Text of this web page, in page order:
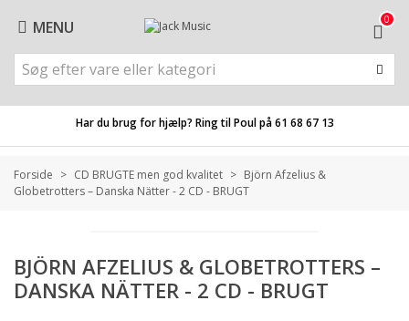
MENU 0
Har du brug for hjælp? Ring til Poul på61 68 67 13
Forside > CD BRUGTE men god kvalitet > Björn Afzelius &
Globetrotters – Danska Nätter - 2 CD - BRUGT
BJÖRN AFZELIUS & GLOBETROTTERS –
DANSKA NÄTTER - 2 CD - BRUGT